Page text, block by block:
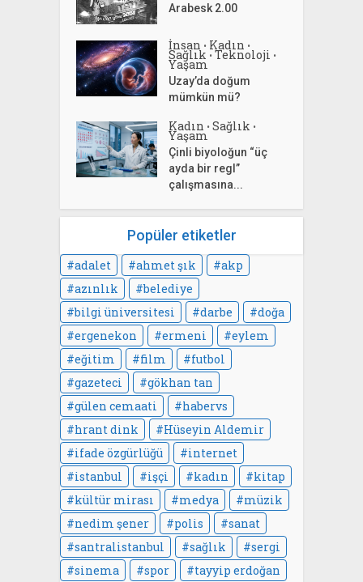
Arabesk 2.00
İnsan • Kadın •
Sağlık • Teknoloji •
Yaşam
Uzay’da doğum
mümkün mü?
Kadın • Sağlık •
Yaşam
Çinli biyoloğun “üç
ayda bir regl”
çalışmasına...
Popüler etiketler
adalet ahmet şık
akp
azınlık
belediye
bilgi üniversitesi
darbe
doğa
ergenekon
ermeni
eylem
eğitim
film
futbol
gazeteci
gökhan tan
gülen cemaati
habervs
hrant dink
Hüseyin Aldemir
ifade özgürlüğü
internet
istanbul
işçi kadın
kitap
kültür mirası
medya
müzik
nedim şener
polis
sanat
santralistanbul
sağlık
sergi
sinema
spor
tayyip erdoğan